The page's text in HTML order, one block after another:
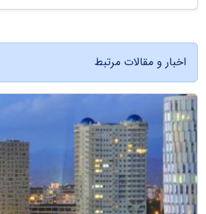
اخبار و مقالات مرتبط